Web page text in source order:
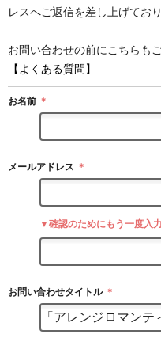
レスへご返信を差し上げており
お問い合わせの前にこちらも
【よくある質問】
お名前 ＊
メールアドレス ＊
▼確認のためにもう一度入
お問い合わせタイトル ＊